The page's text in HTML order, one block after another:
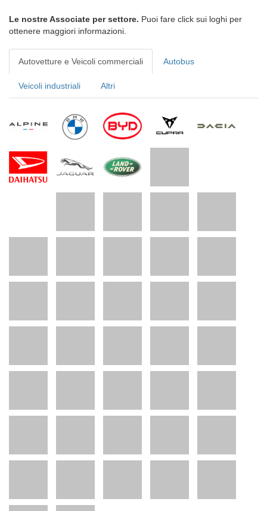
Le nostre Associate per settore. Puoi fare click sui loghi per
ottenere maggiori informazioni.
Autovetture e Veicoli commerciali Autobus
Veicoli industriali Altri